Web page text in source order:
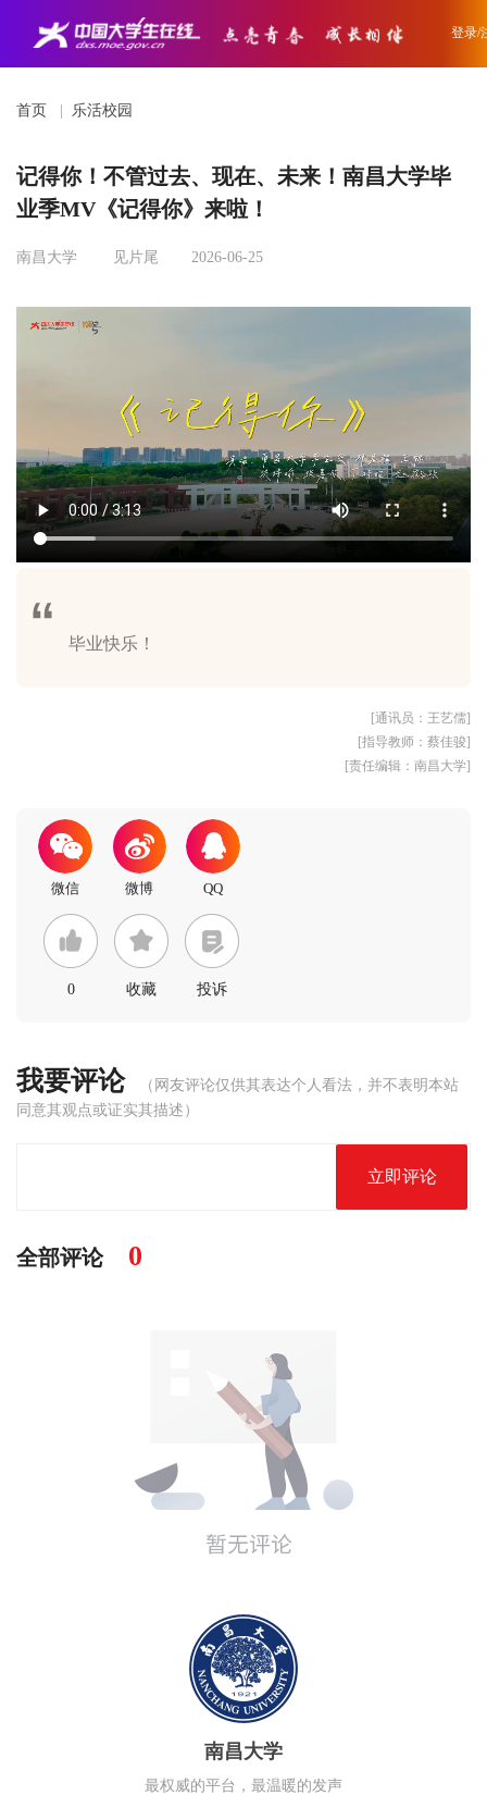
登录/
首页 乐活校园
记得你！不管过去、现在、未来！南昌大学毕
业季MV《记得你》来啦！
南昌大学 见片尾 2026-06-25
[通讯员：王艺儒]
[指导教师：蔡佳骏]
[责任编辑：南昌大学]
0 收藏 投诉
我要评论
（网友评论仅供其表达个人看法，并不表明本站
同意其观点或证实其描述）
立即评论
全部评论 0
南昌大学
最权威的平台，最温暖的发声